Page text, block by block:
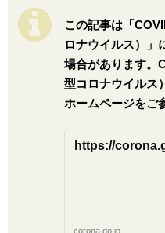
この記事は「
ロナウイルス）」
場合があります。
型コロナウイルス
ホームページをご
https://
corona.go.jp